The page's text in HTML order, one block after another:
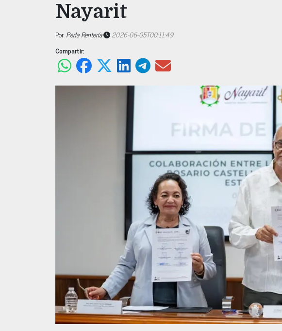
Nayarit
Por Perla Rentería
2026-06-05T00:11:49
Compartir: